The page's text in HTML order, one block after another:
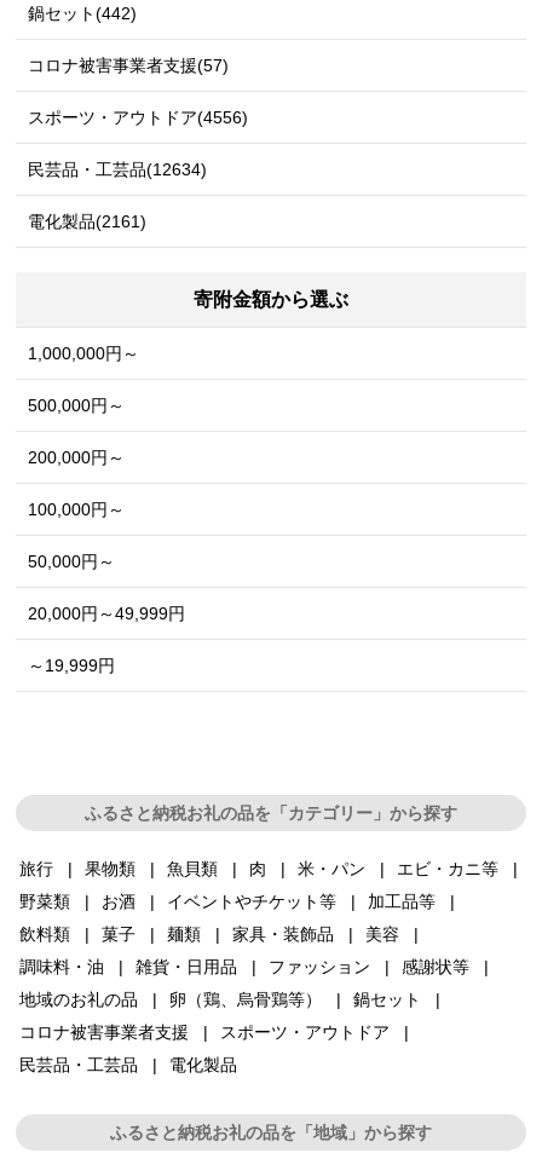
鍋セット(442)
コロナ被害事業者支援(57)
スポーツ・アウトドア(4556)
民芸品・工芸品(12634)
電化製品(2161)
寄附金額から選ぶ
1,000,000円～
500,000円～
200,000円～
100,000円～
50,000円～
20,000円～49,999円
～19,999円
ふるさと納税お礼の品を「カテゴリー」から探す
旅行 果物類 魚貝類 肉 米・パン
エビ・カニ等
野菜類
お酒 イベントやチケット等
加工品等
飲料類
菓子 麺類 家具・装飾品
美容
調味料・油
雑貨・日用品 ファッション
感謝状等
地域のお礼の品
卵（鶏、烏骨鶏等）
鍋セット
コロナ被害事業者支援
スポーツ・アウトドア
民芸品・工芸品
電化製品
ふるさと納税お礼の品を「地域」から探す